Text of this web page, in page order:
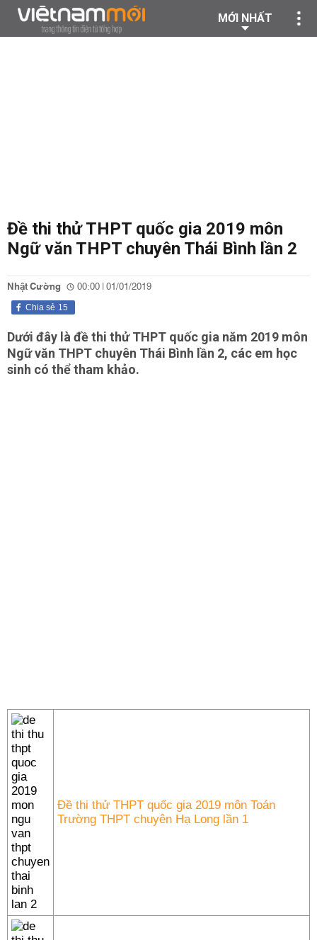
MỚI NHẤT
Đề thi thử THPT quốc gia 2019 môn
Ngữ văn THPT chuyên Thái Bình lần 2
Nhật Cường 00:00 | 01/01/2019
15
Chia sẻ
Dưới đây là đề thi thử THPT quốc gia năm 2019 môn
Ngữ văn THPT chuyên Thái Bình lần 2, các em học
sinh có thể tham khảo.
Đề thi thử THPT quốc gia 2019 môn Toán
Trường THPT chuyên Hạ Long lần 1